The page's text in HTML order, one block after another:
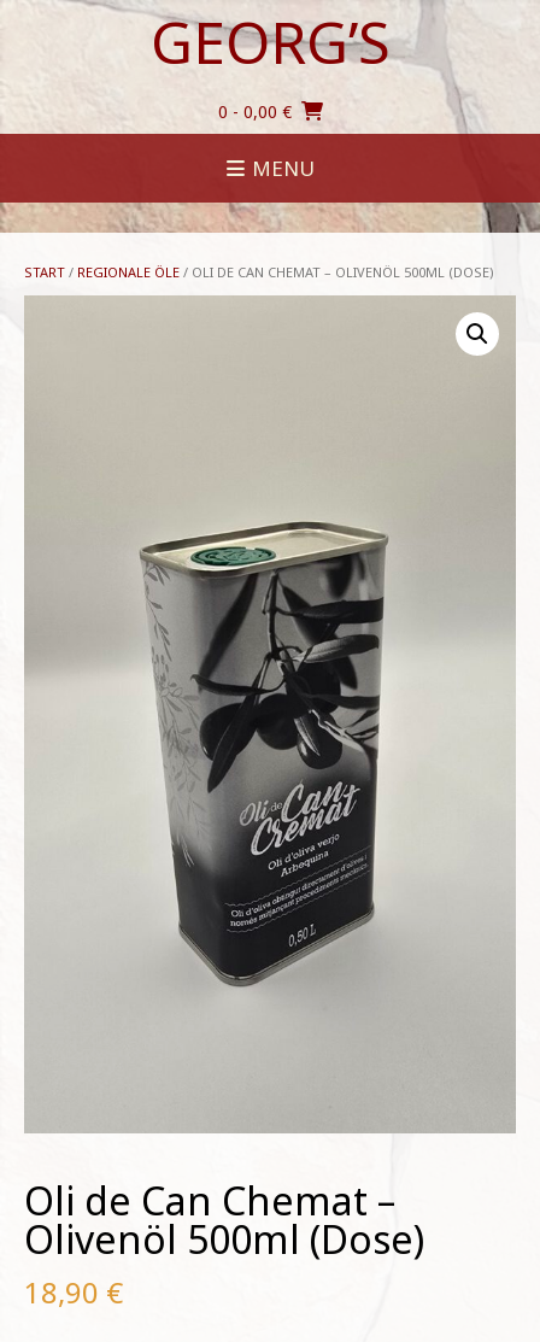
GEORG’S
0 - 0,00 €
MENU
START / REGIONALE ÖLE / OLI DE CAN CHEMAT – OLIVENÖL 500ML (DOSE)
Oli de Can Chemat –
Olivenöl 500ml (Dose)
18,90 €